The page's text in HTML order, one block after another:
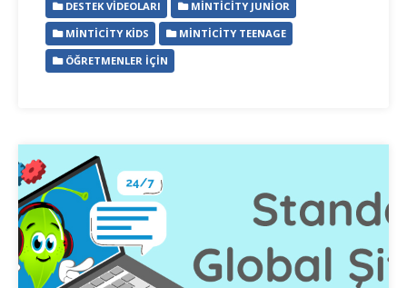
DESTEK VIDEOLARI
MINTICITY JUNIOR
MINTICITY KIDS
MINTICITY TEENAGE
ÖĞRETMENLER İÇIN